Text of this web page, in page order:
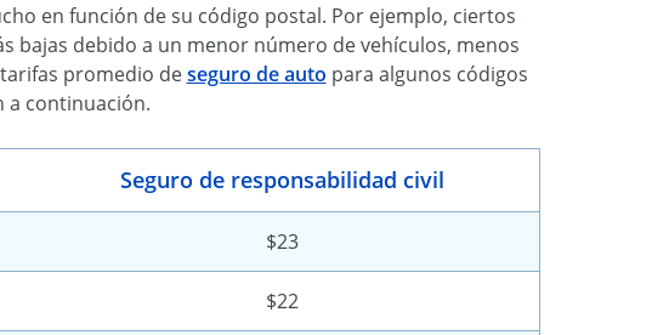
en función de su código postal. Por ejemplo, ciertos
bajas debido a un menor número de vehículos, menos
promedio deseguro de auto para algunos códigos
a continuación.
Seguro de responsabilidad civil
$23
$22